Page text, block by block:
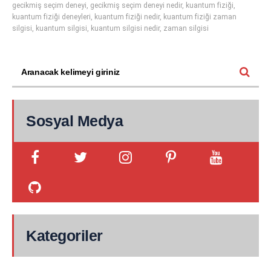
gecikmiş seçim deneyi, gecikmiş seçim deneyi nedir, kuantum fiziği,
kuantum fiziği deneyleri, kuantum fiziği nedir, kuantum fiziği zaman
silgisi, kuantum silgisi, kuantum silgisi nedir, zaman silgisi
Sosyal Medya
Kategoriler